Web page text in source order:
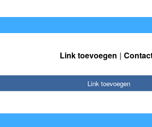
Link toevoegen
Link toevoegen